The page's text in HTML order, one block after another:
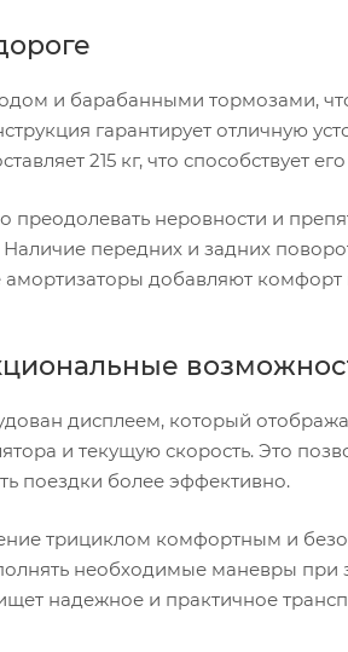
и барабанными тормозами,
гарантирует отличную
215 кг, что способствует
преодолевать неровности и
передних и задних
добавляют комфорт
дисплеем, который
и текущую скорость. Это
поездки более эффективно.
трициклом комфортным и
необходимые маневры при
надежное и практичное